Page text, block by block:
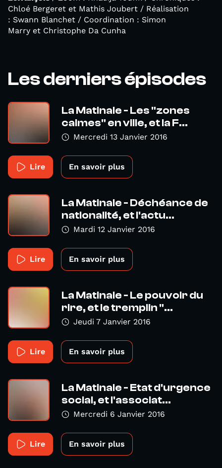
Chloé Bergeret et Mathis Joubert / Réalisation
: Swann Blanchet / Coordination : Simon
Marry et Christophe Da Cunha
Les derniers épisodes
La Matinale - Les "zones
calmes" en ville, et la F...
Mercredi 13 Janvier 2016
Lire En savoir plus
La Matinale - Déchéance de
nationalité, et l'actu...
Mardi 12 Janvier 2016
Lire En savoir plus
La Matinale - Le pouvoir du
rire, et le tremplin "...
Jeudi 7 Janvier 2016
Lire En savoir plus
La Matinale - Etat d'urgence
social, et l'associat...
Mercredi 6 Janvier 2016
Lire En savoir plus